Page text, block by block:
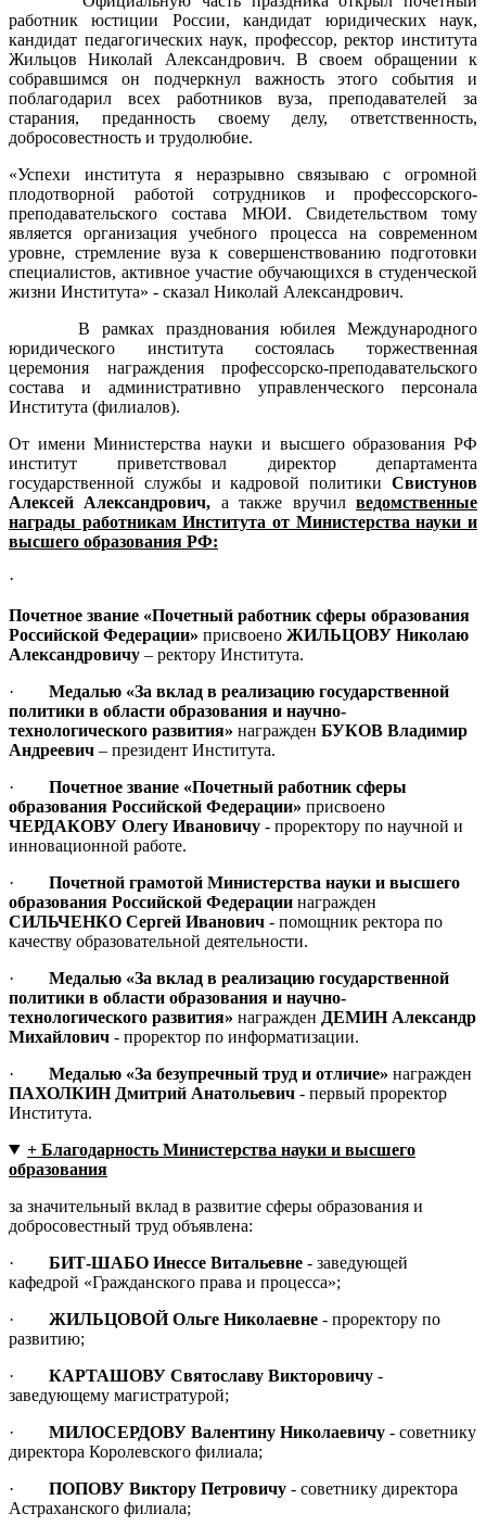
работник юстиции России, кандидат юридических наук,
кандидат педагогических наук, профессор, ректор института
Жильцов Николай Александрович. В своем обращении к
собравшимся он подчеркнул важность этого события и
поблагодарил всех работников вуза, преподавателей за
старания, преданность своему делу, ответственность,
добросовестность и трудолюбие.
«Успехи института я неразрывно связываю с огромной
плодотворной работой сотрудников и профессорского-
преподавательского состава МЮИ. Свидетельством тому
является организация учебного процесса на современном
уровне, стремление вуза к совершенствованию подготовки
специалистов, активное участие обучающихся в студенческой
жизни Института» - сказал Николай Александрович.
В рамках празднования юбилея Международного
юридического института состоялась торжественная
церемония награждения профессорско-преподавательского
состава и административно управленческого персонала
Института (филиалов).
От имени Министерства науки и высшего образования РФ
институт приветствовал директор департамента
государственной службы и кадровой политики Свистунов
Алексей Александрович, а также вручилведомственные
награды работникам Института от Министерства науки и
высшего образования РФ:
·
Почетное звание «Почетный работник сферы образования
Российской Федерации» присвоено ЖИЛЬЦОВУ Николаю
Александровичу – ректору Института.
· Медалью «За вклад в реализацию государственной
политики в области образования и научно-
технологического развития» награжден БУКОВ Владимир
Андреевич – президент Института.
· Почетное звание «Почетный работник сферы
образования Российской Федерации» присвоено
ЧЕРДАКОВУ Олегу Ивановичу - проректору по научной и
инновационной работе.
· Почетной грамотой Министерства науки и высшего
образования Российской Федерации награжден
СИЛЬЧЕНКО Сергей Иванович - помощник ректора по
качеству образовательной деятельности.
· Медалью «За вклад в реализацию государственной
политики в области образования и научно-
технологического развития» награжден ДЕМИН Александр
Михайлович - проректор по информатизации.
· Медалью «За безупречный труд и отличие» награжден
ПАХОЛКИН Дмитрий Анатольевич - первый проректор
Института.
+ Благодарность Министерства науки и высшего
образования
за значительный вклад в развитие сферы образования и
добросовестный труд объявлена:
· БИТ-ШАБО Инессе Витальевне - заведующей
кафедрой «Гражданского права и процесса»;
· ЖИЛЬЦОВОЙ Ольге Николаевне - проректору по
развитию;
· КАРТАШОВУ Святославу Викторовичу -
заведующему магистратурой;
· МИЛОСЕРДОВУ Валентину Николаевичу - советнику
директора Королевского филиала;
· ПОПОВУ Виктору Петровичу - советнику директора
Астраханского филиала;